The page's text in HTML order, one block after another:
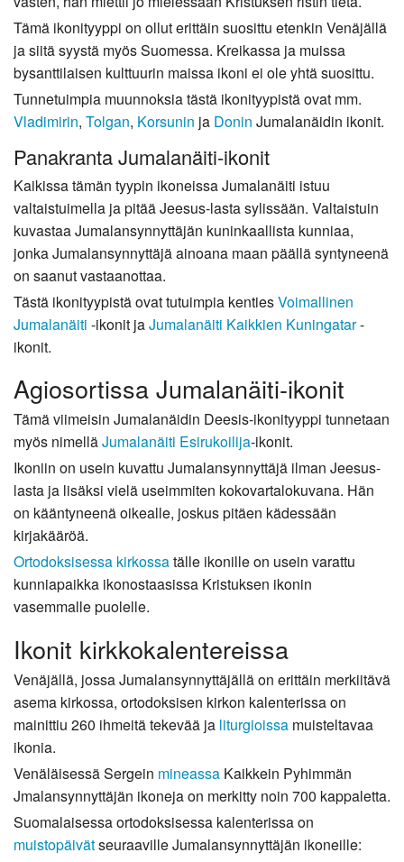
Tämä ikonityyppi on ollut erittäin suosittu etenkin Venäjällä
ja siitä syystä myös Suomessa. Kreikassa ja muissa
bysanttilaisen kulttuurin maissa ikoni ei ole yhtä suosittu.
Tunnetuimpia muunnoksia tästä ikonityypistä ovat mm.
Vladimirin, Tolgan, Korsunin ja Donin Jumalanäidin ikonit.
Panakranta Jumalanäiti-ikonit
Kaikissa tämän tyypin ikoneissa Jumalanäiti istuu
valtaistuimella ja pitää Jeesus-lasta sylissään. Valtaistuin
kuvastaa Jumalansynnyttäjän kuninkaallista kunniaa,
jonka Jumalansynnyttäjä ainoana maan päällä syntyneenä
on saanut vastaanottaa.
Tästä ikonityypistä ovat tutuimpia kentiesVoimallinen
Jumalanäiti -ikonit jaJumalanäiti Kaikkien Kuningatar-
ikonit.
Agiosortissa Jumalanäiti-ikonit
Tämä viimeisin Jumalanäidin Deesis-ikonityyppi tunnetaan
myös nimelläJumalanäiti Esirukoilija-ikonit.
Ikoniin on usein kuvattu Jumalansynnyttäjä ilman Jeesus-
lasta ja lisäksi vielä useimmiten kokovartalokuvana. Hän
on kääntyneenä oikealle, joskus pitäen kädessään
kirjakääröä.
Ortodoksisessa kirkossatälle ikonille on usein varattu
kunniapaikka ikonostaasissa Kristuksen ikonin
vasemmalle puolelle.
Ikonit kirkkokalentereissa
Venäjällä, jossa Jumalansynnyttäjällä on erittäin merkiitävä
asema kirkossa, ortodoksisen kirkon kalenterissa on
mainittiu 260 ihmeitä tekevää ja liturgioissa muisteltavaa
ikonia.
Venäläisessä Sergein mineassa Kaikkein Pyhimmän
Jmalansynnyttäjän ikoneja on merkitty noin 700 kappaletta.
Suomalaisessa ortodoksisessa kalenterissa on
muistopäivätseuraaville Jumalansynnyttäjän ikoneille: